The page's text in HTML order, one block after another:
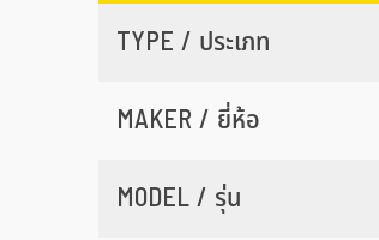
TYPE / ประเภท
MAKER / ยี่ห้อ
MODEL / รุ่น